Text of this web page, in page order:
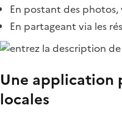
En postant des photos,
En partageant via les
Une application
locales